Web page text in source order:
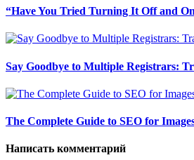
“Have You Tried Turning It Off and
Say Goodbye to Multiple Registrars:
The Complete Guide to SEO for
Написать комментарий